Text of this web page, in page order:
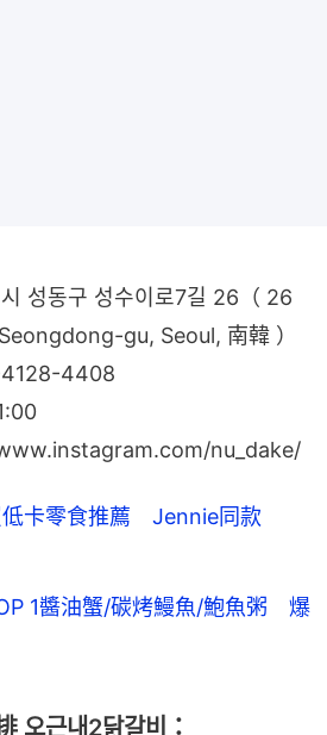
성동구 성수이로7길 26（ 26
gu, Seoul, 南韓 ）
4408
nu_dake/
低卡零食推薦 Jennie同款
1醬油蟹/碳烤鰻魚/鮑魚粥 爆
오근내2닭갈비：